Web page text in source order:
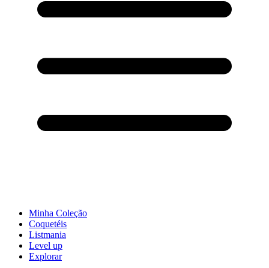
Minha Coleção
Coquetéis
Listmania
Level up
Explorar